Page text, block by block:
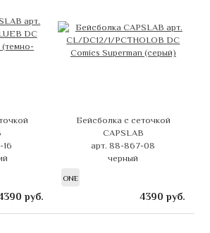
руб.
Бейсболка с сеточкой
CAPSLAB
арт. 88-867-08
черный
ONE
4390 руб.